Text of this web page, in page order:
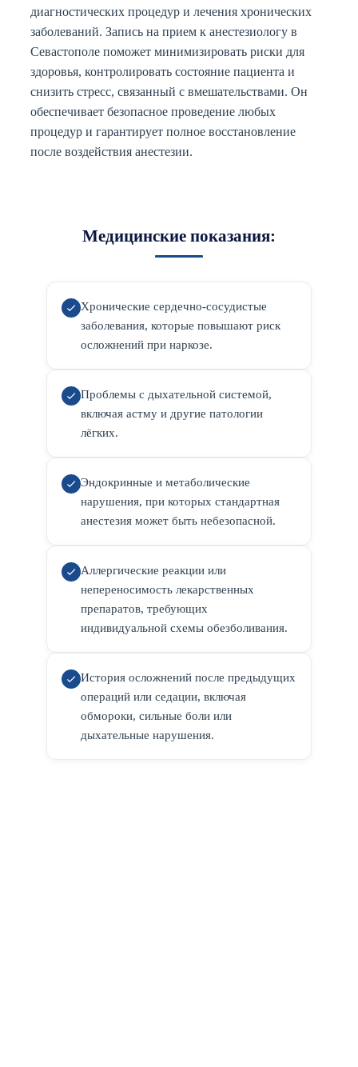
диагностических процедур и лечения хронических
заболеваний. Запись на прием к анестезиологу в
Севастополе поможет минимизировать риски для
здоровья, контролировать состояние пациента и
снизить стресс, связанный с вмешательствами. Он
обеспечивает безопасное проведение любых
процедур и гарантирует полное восстановление
после воздействия анестезии.
Медицинские показания:
Хронические сердечно-сосудистые
заболевания, которые повышают риск
осложнений при наркозе.
Проблемы с дыхательной системой,
включая астму и другие патологии
лёгких.
Эндокринные и метаболические
нарушения, при которых стандартная
анестезия может быть небезопасной.
Аллергические реакции или
непереносимость лекарственных
препаратов, требующих
индивидуальной схемы обезболивания.
История осложнений после предыдущих
операций или седации, включая
обмороки, сильные боли или
дыхательные нарушения.